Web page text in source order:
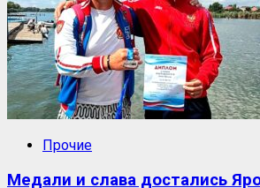
Прочие
Медали и слава достались